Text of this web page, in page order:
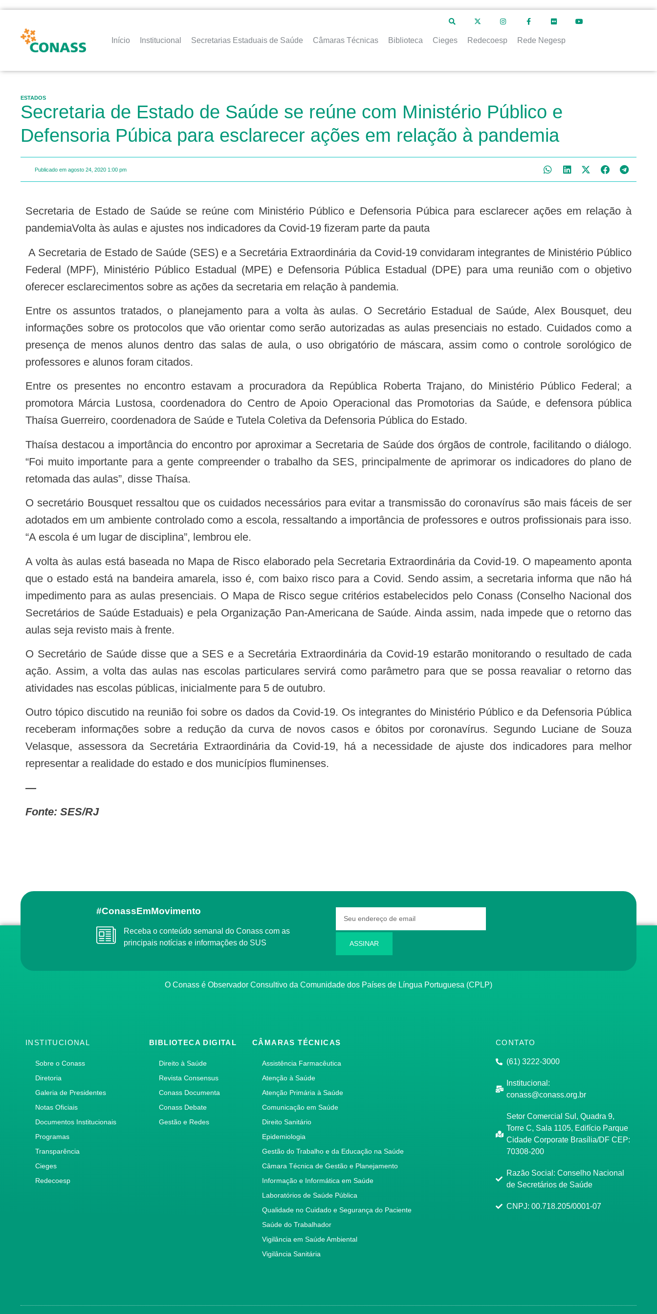
Início Institucional Secretarias Estaduais de Saúde Câmaras Técnicas Biblioteca Cieges Redecoesp Rede Negesp
ESTADOS
Secretaria de Estado de Saúde se reúne com Ministério Público e
Defensoria Púbica para esclarecer ações em relação à pandemia
Publicado em agosto 24, 2020 1:00 pm
Secretaria de Estado de Saúde se reúne com Ministério Público e Defensoria Púbica para esclarecer ações em relação à
pandemiaVolta às aulas e ajustes nos indicadores da Covid-19 fizeram parte da pauta
A Secretaria de Estado de Saúde (SES) e a Secretária Extraordinária da Covid-19 convidaram integrantes de Ministério Público
Federal (MPF), Ministério Público Estadual (MPE) e Defensoria Pública Estadual (DPE) para uma reunião com o objetivo
oferecer esclarecimentos sobre as ações da secretaria em relação à pandemia.
Entre os assuntos tratados, o planejamento para a volta às aulas. O Secretário Estadual de Saúde, Alex Bousquet, deu
informações sobre os protocolos que vão orientar como serão autorizadas as aulas presenciais no estado. Cuidados como a
presença de menos alunos dentro das salas de aula, o uso obrigatório de máscara, assim como o controle sorológico de
professores e alunos foram citados.
Entre os presentes no encontro estavam a procuradora da República Roberta Trajano, do Ministério Público Federal; a
promotora Márcia Lustosa, coordenadora do Centro de Apoio Operacional das Promotorias da Saúde, e defensora pública
Thaísa Guerreiro, coordenadora de Saúde e Tutela Coletiva da Defensoria Pública do Estado.
Thaísa destacou a importância do encontro por aproximar a Secretaria de Saúde dos órgãos de controle, facilitando o diálogo.
“Foi muito importante para a gente compreender o trabalho da SES, principalmente de aprimorar os indicadores do plano de
retomada das aulas”, disse Thaísa.
O secretário Bousquet ressaltou que os cuidados necessários para evitar a transmissão do coronavírus são mais fáceis de ser
adotados em um ambiente controlado como a escola, ressaltando a importância de professores e outros profissionais para isso.
“A escola é um lugar de disciplina”, lembrou ele.
A volta às aulas está baseada no Mapa de Risco elaborado pela Secretaria Extraordinária da Covid-19. O mapeamento aponta
que o estado está na bandeira amarela, isso é, com baixo risco para a Covid. Sendo assim, a secretaria informa que não há
impedimento para as aulas presenciais. O Mapa de Risco segue critérios estabelecidos pelo Conass (Conselho Nacional dos
Secretários de Saúde Estaduais) e pela Organização Pan-Americana de Saúde. Ainda assim, nada impede que o retorno das
aulas seja revisto mais à frente.
O Secretário de Saúde disse que a SES e a Secretária Extraordinária da Covid-19 estarão monitorando o resultado de cada
ação. Assim, a volta das aulas nas escolas particulares servirá como parâmetro para que se possa reavaliar o retorno das
atividades nas escolas públicas, inicialmente para 5 de outubro.
Outro tópico discutido na reunião foi sobre os dados da Covid-19. Os integrantes do Ministério Público e da Defensoria Pública
receberam informações sobre a redução da curva de novos casos e óbitos por coronavírus. Segundo Luciane de Souza
Velasque, assessora da Secretária Extraordinária da Covid-19, há a necessidade de ajuste dos indicadores para melhor
representar a realidade do estado e dos municípios fluminenses.
—
Fonte: SES/RJ
#ConassEmMovimento
Receba o conteúdo semanal do Conass com as
principais notícias e informações do SUS
ASSINAR
O Conass é Observador Consultivo da Comunidade dos Países de Língua Portuguesa (CPLP)
INSTITUCIONAL
Sobre o Conass
Diretoria
Galeria de Presidentes
Notas Oficiais
Documentos Institucionais
Programas
Transparência
Cieges
Redecoesp
BIBLIOTECA DIGITAL
Direito à Saúde
Revista Consensus
Conass Documenta
Conass Debate
Gestão e Redes
CÂMARAS TÉCNICAS
Assistência Farmacêutica
Atenção à Saúde
Atenção Primária à Saúde
Comunicação em Saúde
Direito Sanitário
Epidemiologia
Gestão do Trabalho e da Educação na Saúde
Câmara Técnica de Gestão e Planejamento
Informação e Informática em Saúde
Laboratórios de Saúde Pública
Qualidade no Cuidado e Segurança do Paciente
Saúde do Trabalhador
Vigilância em Saúde Ambiental
Vigilância Sanitária
CONTATO
(61) 3222-3000
Institucional:
conass@conass.org.br
Setor Comercial Sul, Quadra 9,
Torre C, Sala 1105, Edifício Parque
Cidade Corporate Brasília/DF CEP:
70308-200
Razão Social: Conselho Nacional
de Secretários de Saúde
CNPJ: 00.718.205/0001-07